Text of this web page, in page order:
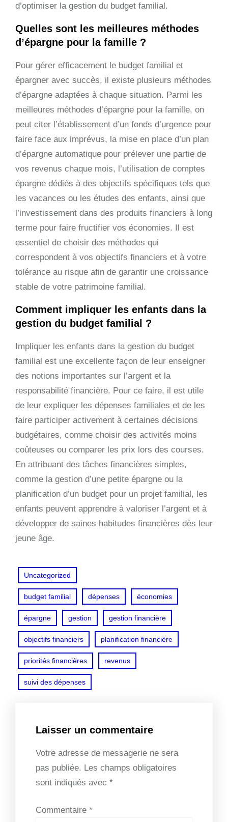
d’optimiser la gestion du budget familial.
Quelles sont les meilleures méthodes
d’épargne pour la famille ?
Pour gérer efficacement le budget familial et
épargner avec succès, il existe plusieurs méthodes
d’épargne adaptées à chaque situation. Parmi les
meilleures méthodes d’épargne pour la famille, on
peut citer l’établissement d’un fonds d’urgence pour
faire face aux imprévus, la mise en place d’un plan
d’épargne automatique pour prélever une partie de
vos revenus chaque mois, l’utilisation de comptes
épargne dédiés à des objectifs spécifiques tels que
les vacances ou les études des enfants, ainsi que
l’investissement dans des produits financiers à long
terme pour faire fructifier vos économies. Il est
essentiel de choisir des méthodes qui
correspondent à vos objectifs financiers et à votre
tolérance au risque afin de garantir une croissance
stable de votre patrimoine familial.
Comment impliquer les enfants dans la
gestion du budget familial ?
Impliquer les enfants dans la gestion du budget
familial est une excellente façon de leur enseigner
des notions importantes sur l’argent et la
responsabilité financière. Pour ce faire, il est utile
de leur expliquer les dépenses familiales et de les
faire participer activement à certaines décisions
budgétaires, comme choisir des activités moins
coûteuses ou comparer les prix lors des courses.
En attribuant des tâches financières simples,
comme la gestion d’une petite épargne ou la
planification d’un budget pour un projet familial, les
enfants peuvent apprendre à valoriser l’argent et à
développer de saines habitudes financières dès leur
jeune âge.
Uncategorized
budget familial dépenses économies
épargne gestion gestion financière
objectifs financiers planification financière
priorités financières revenus
suivi des dépenses
Laisser un commentaire
Votre adresse de messagerie ne sera
pas publiée. Les champs obligatoires
sont indiqués avec *
Commentaire *